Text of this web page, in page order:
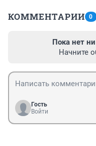
КОММЕНТАРИИ 0
Пока нет
Начните
Гость
Войти